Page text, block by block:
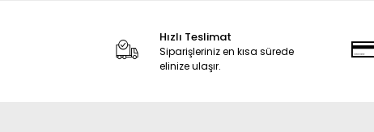
Hızlı Teslimat
Siparişleriniz en kısa sürede
elinize ulaşır.